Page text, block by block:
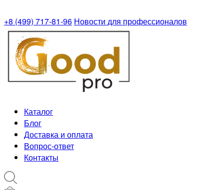
+8 (499) 717-81-96 Новости для профессионалов
Каталог
Блог
Доставка и оплата
Вопрос-ответ
Контакты